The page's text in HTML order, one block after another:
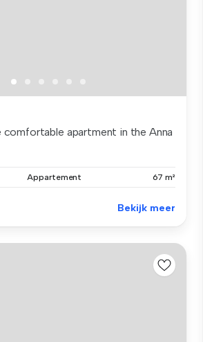
apartment in the Anna
Appartement 67 m²
Bekijk meer